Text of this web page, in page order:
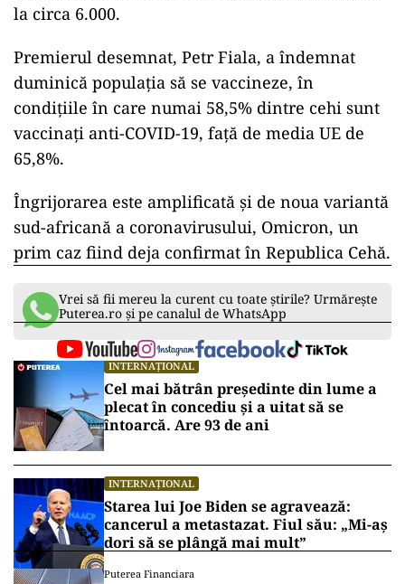
la circa 6.000.
Premierul desemnat, Petr Fiala, a îndemnat
duminică populaţia să se vaccineze, în
condiţiile în care numai 58,5% dintre cehi sunt
vaccinaţi anti-COVID-19, faţă de media UE de
65,8%.
Îngrijorarea este amplificată şi de noua variantă
sud-africană a coronavirusului, Omicron, un
prim caz fiind deja confirmat în Republica Cehă.
Vrei să fii mereu la curent cu toate știrile? Urmărește
Puterea.ro și pe canalul de WhatsApp
INTERNAȚIONAL
Cel mai bătrân președinte din lume a
plecat în concediu și a uitat să se
întoarcă. Are 93 de ani
INTERNAȚIONAL
Starea lui Joe Biden se agravează:
cancerul a metastazat. Fiul său: „Mi-aș
dori să se plângă mai mult”
Puterea Financiara